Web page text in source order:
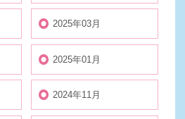
2025年03月
2025年01月
2024年11月